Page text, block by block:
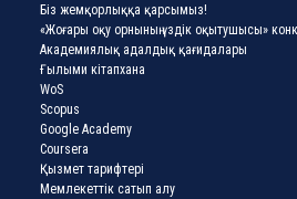
Біз жемқорлыққа қарсымыз!
«Жоғары оқу орнының үздік оқытушысы»
Академиялық адалдық қағидалары
Ғылыми кітапхана
WoS
Scopus
Google Academy
Coursera
Қызмет тарифтері
Мемлекеттік сатып алу